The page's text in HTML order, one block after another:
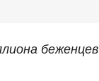
беженцев